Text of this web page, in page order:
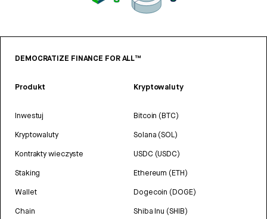
DEMOCRATIZE FINANCE FOR ALL™
Produkt
Inwestuj
Kryptowaluty
Kontrakty wieczyste
Staking
Wallet
Chain
Kryptowaluty
Bitcoin (BTC)
Solana (SOL)
USDC (USDC)
Ethereum (ETH)
Dogecoin (DOGE)
Shiba Inu (SHIB)